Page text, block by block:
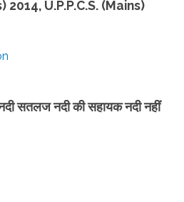
2014, U.P.P.C.S. (Mains)
सतलज नदी की सहायक नदी नहीं